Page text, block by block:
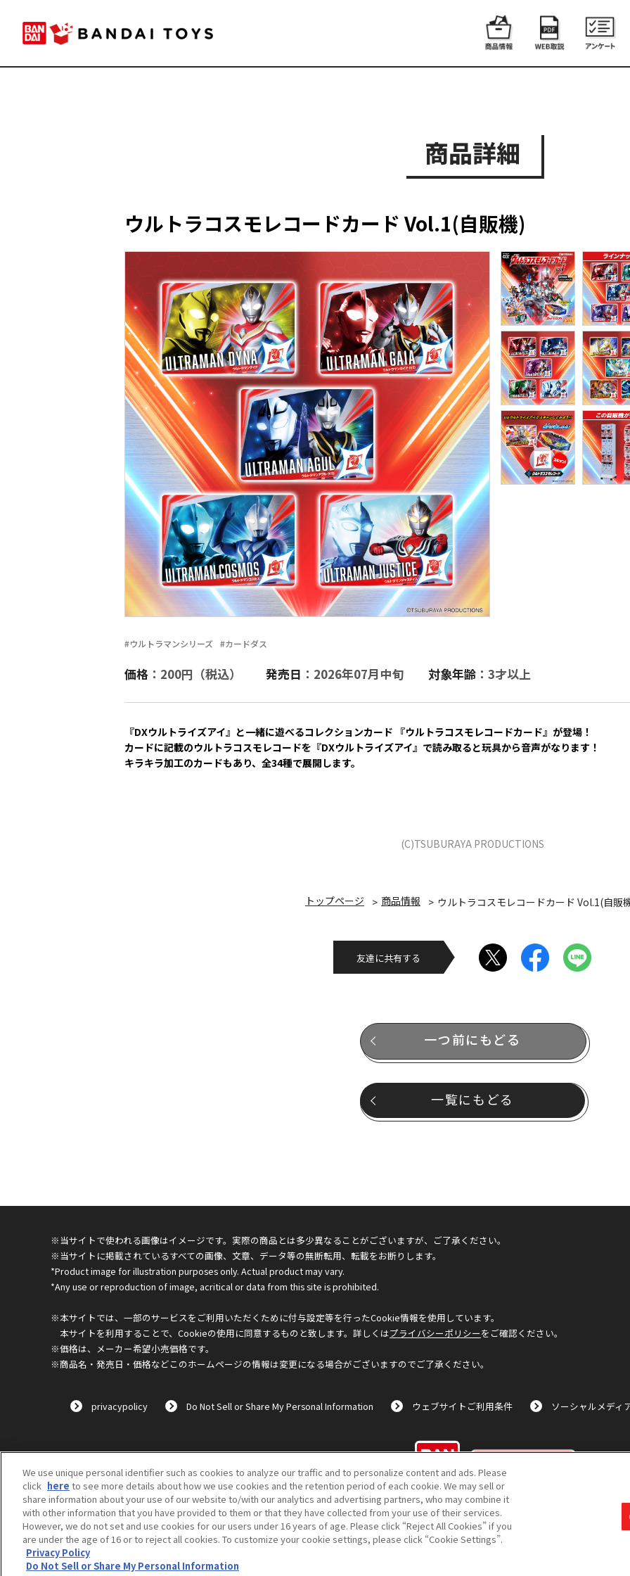
商品詳細
ウルトラコスモレコードカード Vol.1(自販機)
#ウルトラマンシリーズ #カードダス
価格 ：200円（税込） 発売日 ：2026年07月中旬 対象年齢 ：3才以上
『DXウルトライズアイ』と一緒に遊べるコレクションカード 『ウルトラコスモレコードカード』が登場！
カードに記載のウルトラコスモレコードを『DXウルトライズアイ』で読み取ると玩具から音声がなります！
キラキラ加工のカードもあり、全34種で展開します。
(C)TSUBURAYA PRODUCTIONS
トップページ 商品情報 ウルトラコスモレコードカード Vol.1(自販
友達に共有する
一つ前にもどる
一覧にもどる
※当サイトで使われる画像はイメージです。実際の商品とは多少異なることがございますが、ご了承ください。
※当サイトに掲載されているすべての画像、文章、データ等の無断転用、転載をお断りします。
*Product image for illustration purposes only. Actual product may vary.
*Any use or reproduction of image, acritical or data from this site is prohibited.
※本サイトでは、一部のサービスをご利用いただくために付与設定等を行ったCookie情報を使用しています。
本サイトを利用することで、Cookieの使用に同意するものと致します。詳しくはプライバシーポリシーをご確認ください。
※価格は、メーカー希望小売価格です。
※商品名・発売日・価格などこのホームページの情報は変更になる場合がございますのでご了承ください。
privacypolicy Do Not Sell or Share My Personal Information ウェブサイトご利用条件 ソーシャルメディ
コピーライト一覧を表示する
We use unique personal identifier such as cookies to analyze our traffic and to personalize content and ads. Please
click here to see more details about how we use cookies and the retention period of each cookie. We may sell or
share information about your use of our website to/with our analytics and advertising partners, who may combine it
with other information that you have provided to them or that they have collected from your use of their services.
However, we do not set and use cookies for our users under 16 years of age. Please click “Reject All Cookies” if you
are under the age of 16 or to reject all cookies. To customize your cookie settings, please click “Cookie Settings”.
Privacy Policy
Do Not Sell or Share My Personal Information